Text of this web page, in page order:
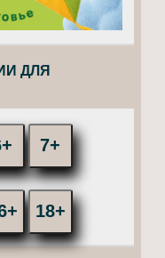
ДЛЯ
7+
18+